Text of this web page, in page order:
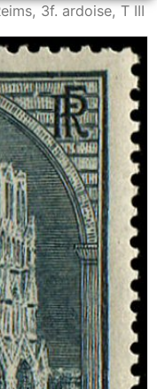
3f. ardoise, T III